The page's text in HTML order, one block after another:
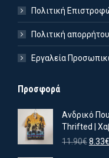
Πολιτική
Πολιτική απορρήτου
Εργαλεία
Προσφορά
Ανδρικό
Thrifted |
11.90€8.33€